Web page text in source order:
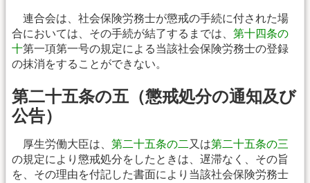
連合会は、社会保険労務士が懲戒の手続に付された場
合においては、その手続が結了するまでは、 第十四条の
十第一項第一号の規定による当該社会保険労務士の登録
の抹消をすることができない。
第二十五条の五（懲戒処分の通知及び
公告）
厚生労働大臣は、 第二十五条の二 又は第二十五条の三
の規定により懲戒処分をしたときは、遅滞なく、その旨
を、その理由を付記した書面により当該社会保険労務士